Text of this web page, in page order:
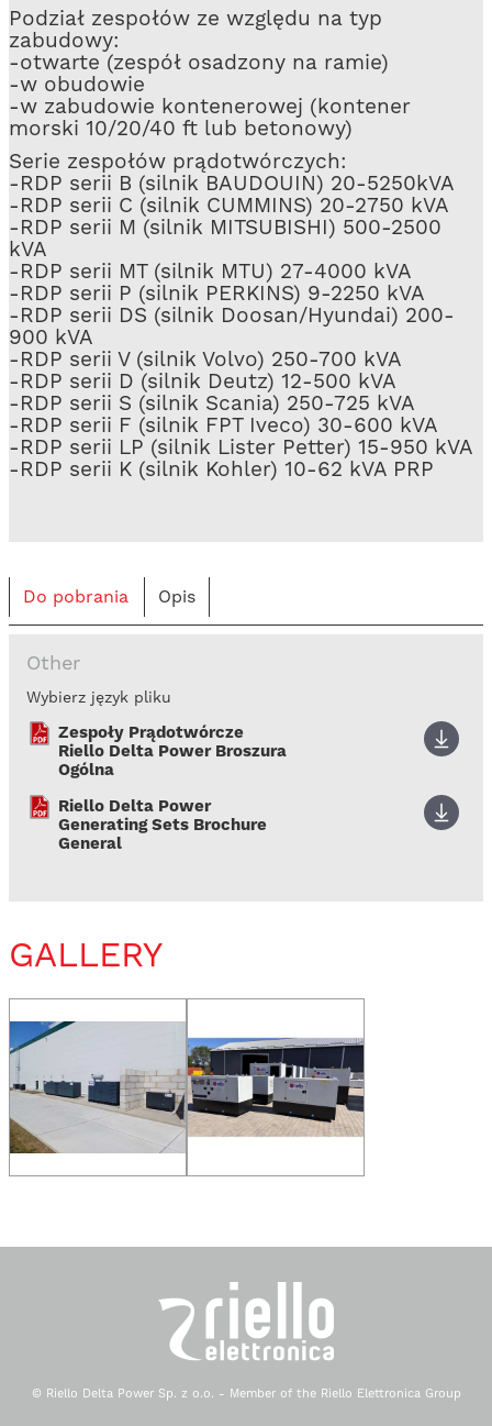
Podział zespołów ze względu na typ
zabudowy:
-otwarte (zespół osadzony na ramie)
-w obudowie
-w zabudowie kontenerowej (kontener
morski 10/20/40 ft lub betonowy)
Serie zespołów prądotwórczych:
-RDP serii B (silnik BAUDOUIN) 20-5250kVA
-RDP serii C (silnik CUMMINS) 20-2750 kVA
-RDP serii M (silnik MITSUBISHI) 500-2500
kVA
-RDP serii MT (silnik MTU) 27-4000 kVA
-RDP serii P (silnik PERKINS) 9-2250 kVA
-RDP serii DS (silnik Doosan/Hyundai) 200-
900 kVA
-RDP serii V (silnik Volvo) 250-700 kVA
-RDP serii D (silnik Deutz) 12-500 kVA
-RDP serii S (silnik Scania) 250-725 kVA
-RDP serii F (silnik FPT Iveco) 30-600 kVA
-RDP serii LP (silnik Lister Petter) 15-950 kVA
-RDP serii K (silnik Kohler) 10-62 kVA PRP
Do pobrania Opis
Other
Wybierz język pliku
Zespoły Prądotwórcze
Riello Delta Power Broszura
Ogólna
Riello Delta Power
Generating Sets Brochure
General
GALLERY
© Riello Delta Power Sp. z o.o. - Member of the Riello Elettronica Group